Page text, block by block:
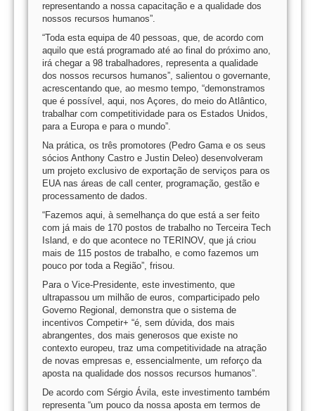
representando a nossa capacitação e a qualidade dos
nossos recursos humanos”.
“Toda esta equipa de 40 pessoas, que, de acordo com
aquilo que está programado até ao final do próximo ano,
irá chegar a 98 trabalhadores, representa a qualidade
dos nossos recursos humanos”, salientou o governante,
acrescentando que, ao mesmo tempo, “demonstramos
que é possível, aqui, nos Açores, do meio do Atlântico,
trabalhar com competitividade para os Estados Unidos,
para a Europa e para o mundo”.
Na prática, os três promotores (Pedro Gama e os seus
sócios Anthony Castro e Justin Deleo) desenvolveram
um projeto exclusivo de exportação de serviços para os
EUA nas áreas de call center, programação, gestão e
processamento de dados.
“Fazemos aqui, à semelhança do que está a ser feito
com já mais de 170 postos de trabalho no Terceira Tech
Island, e do que acontece no TERINOV, que já criou
mais de 115 postos de trabalho, e como fazemos um
pouco por toda a Região”, frisou.
Para o Vice-Presidente, este investimento, que
ultrapassou um milhão de euros, comparticipado pelo
Governo Regional, demonstra que o sistema de
incentivos Competir+ “é, sem dúvida, dos mais
abrangentes, dos mais generosos que existe no
contexto europeu, traz uma competitividade na atração
de novas empresas e, essencialmente, um reforço da
aposta na qualidade dos nossos recursos humanos”.
De acordo com Sérgio Ávila, este investimento também
representa “um pouco da nossa aposta em termos de